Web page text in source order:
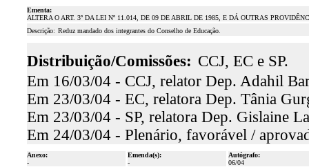
Ementa:
ALTERA O ART. 3º DA LEI Nº 11.014, DE 09 DE ABRIL DE 1985, E DÁ OUTRAS
Descrição: Reduz mandado dos integrantes do Conselho de Educação.
Distribuição/Comissões: CCJ, EC e SP.
Em 16/03/04 - CCJ, relator Dep. Adahil
Em 23/03/04 - EC, relatora Dep. Tânia
Em 23/03/04 - SP, relatora Dep. Gislaine
Em 24/03/04 - Plenário, favorável /
Anexo:
-
Emenda(s):
-
Autógrafo:
06/04